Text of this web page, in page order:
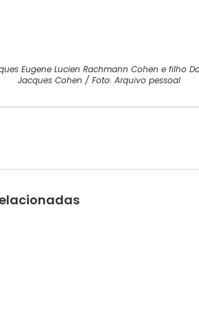
Eugene Lucien Rachmann Cohen e filho
Jacques Cohen / Foto: Arquivo pessoal